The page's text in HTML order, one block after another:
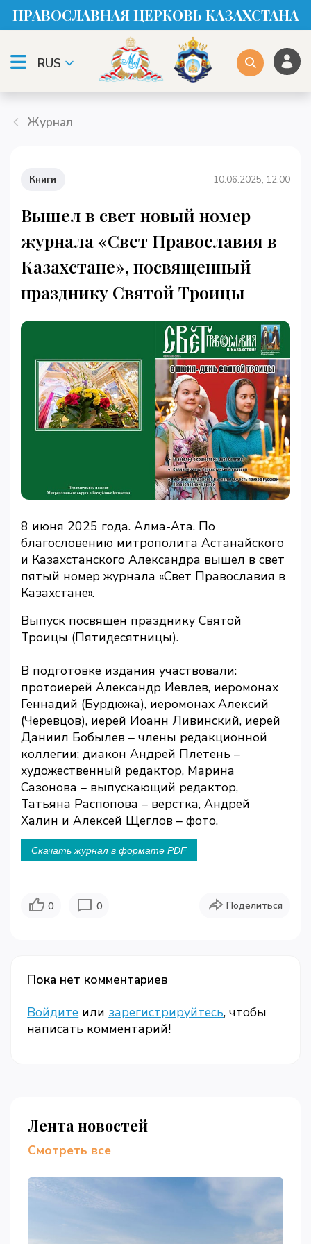
ПРАВОСЛАВНАЯ ЦЕРКОВЬ КАЗАХСТАНА
RUS
Журнал
Книги 10.06.2025, 12:00
Вышел в свет новый номер
журнала «Свет Православия в
Казахстане», посвященный
празднику Святой Троицы
8 июня 2025 года. Алма-Ата. По
благословению митрополита Астанайского
и Казахстанского Александра вышел в свет
пятый номер журнала «Свет Православия в
Казахстане».
Выпуск посвящен празднику Святой
Троицы (Пятидесятницы).
В подготовке издания участвовали:
протоиерей Александр Иевлев, иеромонах
Геннадий (Бурдюжа), иеромонах Алексий
(Черевцов), иерей Иоанн Ливинский, иерей
Даниил Бобылев – члены редакционной
коллегии; диакон Андрей Плетень –
художественный редактор, Марина
Сазонова – выпускающий редактор,
Татьяна Распопова – верстка, Андрей
Халин и Алексей Щеглов – фото.
Скачать журнал в формате PDF
0 0 Поделиться
Пока нет комментариев
Войдите или зарегистрируйтесь, чтобы
написать комментарий!
Лента новостей
Смотреть все